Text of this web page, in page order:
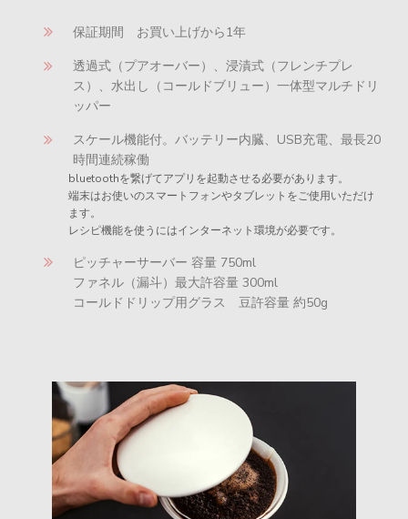
保証期間 お買い上げから1年
透過式（プアオーバー）、浸漬式（フレンチプレ
ス）、水出し（コールドブリュー）一体型マルチドリ
ッパー
スケール機能付。バッテリー内臓、USB充電、最長20
時間連続稼働
bluetoothを繋げてアプリを起動させる必要があります。
端末はお使いのスマートフォンやタブレットをご使用いただけ
ます。
レシピ機能を使うにはインターネット環境が必要です。
ピッチャーサーバー 容量 750ml
ファネル（漏斗）最大許容量 300ml
コールドドリップ用グラス 豆許容量 約50g